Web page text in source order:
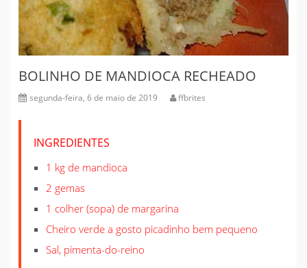
BOLINHO DE MANDIOCA RECHEADO
segunda-feira, 6 de maio de 2019 ffbrites
INGREDIENTES
1 kg de mandioca
2 gemas
1 colher (sopa) de margarina
Cheiro verde a gosto picadinho bem pequeno
Sal, pimenta-do-reino